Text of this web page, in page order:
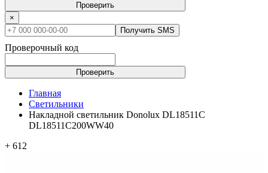
Проверить
×
Получить SMS
Проверочный код
Проверить
Главная
Светильники
Накладной светильник Donolux DL18511C
DL18511C200WW40
+ 612